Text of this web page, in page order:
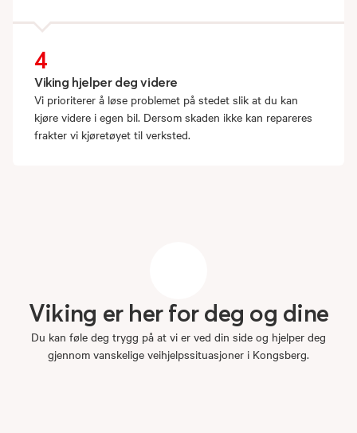
4
Viking hjelper deg videre
Vi prioriterer å løse problemet på stedet slik at du kan
kjøre videre i egen bil. Dersom skaden ikke kan repareres
frakter vi kjøretøyet til verksted.
Viking er herfordeg og dine
Du kan føle deg trygg på at vi er ved din side og hjelper deg
gjennom vanskelige veihjelpssituasjoner i Kongsberg.